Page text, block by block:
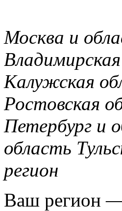
Москва и
Калужская
Ростовская
Петербург и
область
регион
Ваш регион